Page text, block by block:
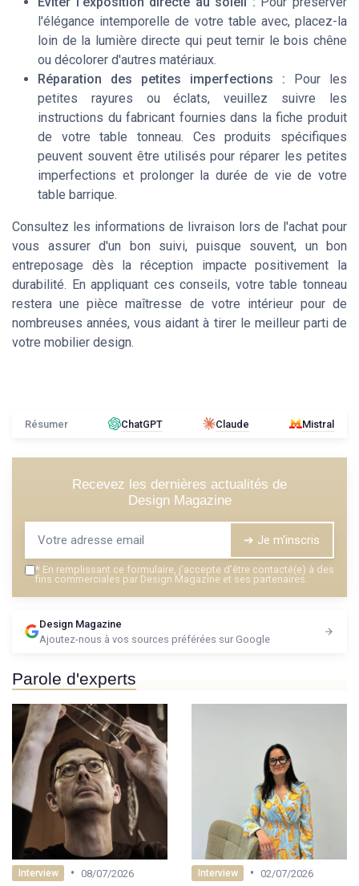
l'élégance intemporelle de votre table avec, placez-la
loin de la lumière directe qui peut ternir le bois chêne
ou décolorer d'autres matériaux.
Réparation des petites imperfections : Pour les
petites rayures ou éclats, veuillez suivre les
instructions du fabricant fournies dans la fiche produit
de votre table tonneau. Ces produits spécifiques
peuvent souvent être utilisés pour réparer les petites
imperfections et prolonger la durée de vie de votre
table barrique.
Consultez les informations de livraison lors de l'achat pour
vous assurer d'un bon suivi, puisque souvent, un bon
entreposage dès la réception impacte positivement la
durabilité. En appliquant ces conseils, votre table tonneau
restera une pièce maîtresse de votre intérieur pour de
nombreuses années, vous aidant à tirer le meilleur parti de
votre mobilier design.
Résumer ChatGPT Claude Mistral
Recevez les dernières actualités de
Design Magazine
➔ Je m'inscris
* En remplissant ce formulaire, j’accepte d’être contacté(e) à des
fins commerciales par Design Magazine et ses partenaires.
Design Magazine
Ajoutez-nous à vos sources préférées sur Google
Parole d'experts
Interview • 08/07/2026
Interview • 02/07/2026